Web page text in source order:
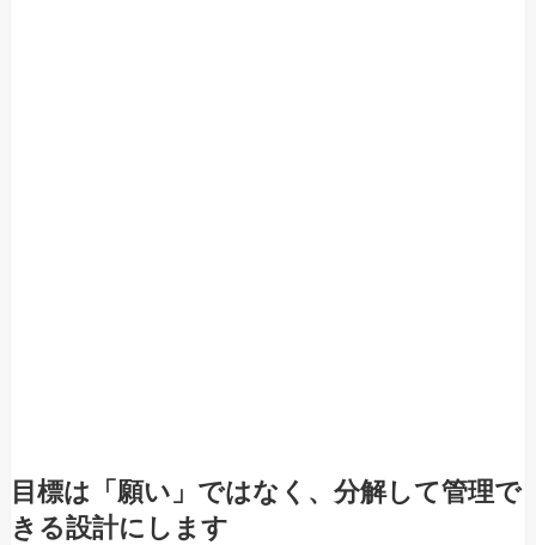
目標は「願い」ではなく、分解して管理で
きる設計にします